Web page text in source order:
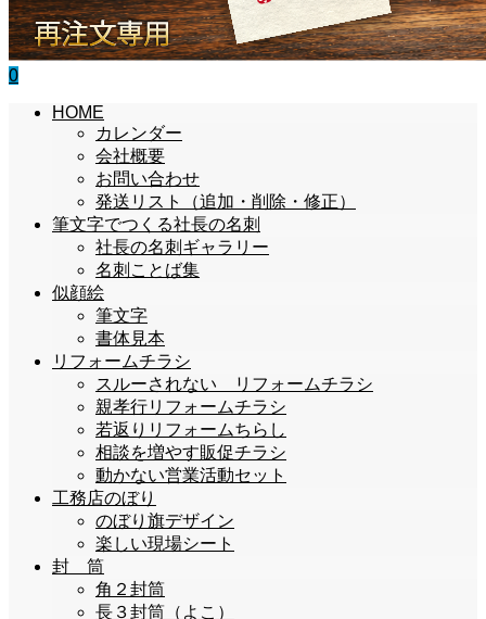
0
HOME
カレンダー
会社概要
お問い合わせ
発送リスト（追加・削除・修正）
筆文字でつくる社長の名刺
社長の名刺ギャラリー
名刺ことば集
似顔絵
筆文字
書体見本
リフォームチラシ
スルーされない リフォームチラシ
親孝行リフォームチラシ
若返りリフォームちらし
相談を増やす販促チラシ
動かない営業活動セット
工務店のぼり
のぼり旗デザイン
楽しい現場シート
封 筒
角２封筒
長３封筒（よこ）